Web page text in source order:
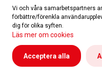
Vi och våra samarbetspartners
förbättre/förenkla
dig för olika syften.
Läs mer om cookies
Acceptera alla